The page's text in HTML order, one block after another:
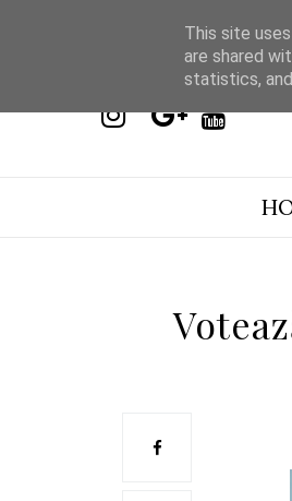
This site
are shared
statistics,